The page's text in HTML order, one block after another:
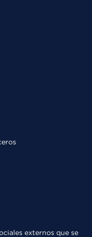
externos que se